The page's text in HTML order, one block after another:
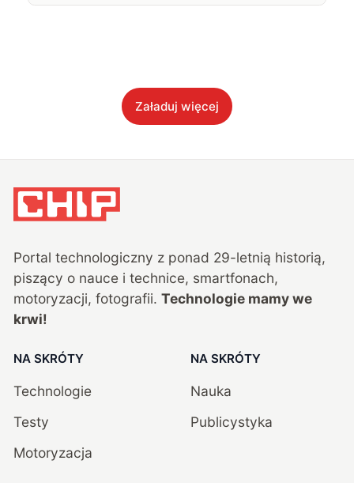
Załaduj więcej
Portal technologiczny z ponad 29-letnią historią,
piszący o nauce i technice, smartfonach,
motoryzacji, fotografii. Technologie mamy we
krwi!
NA SKRÓTY
Technologie
Testy
Motoryzacja
NA SKRÓTY
Nauka
Publicystyka